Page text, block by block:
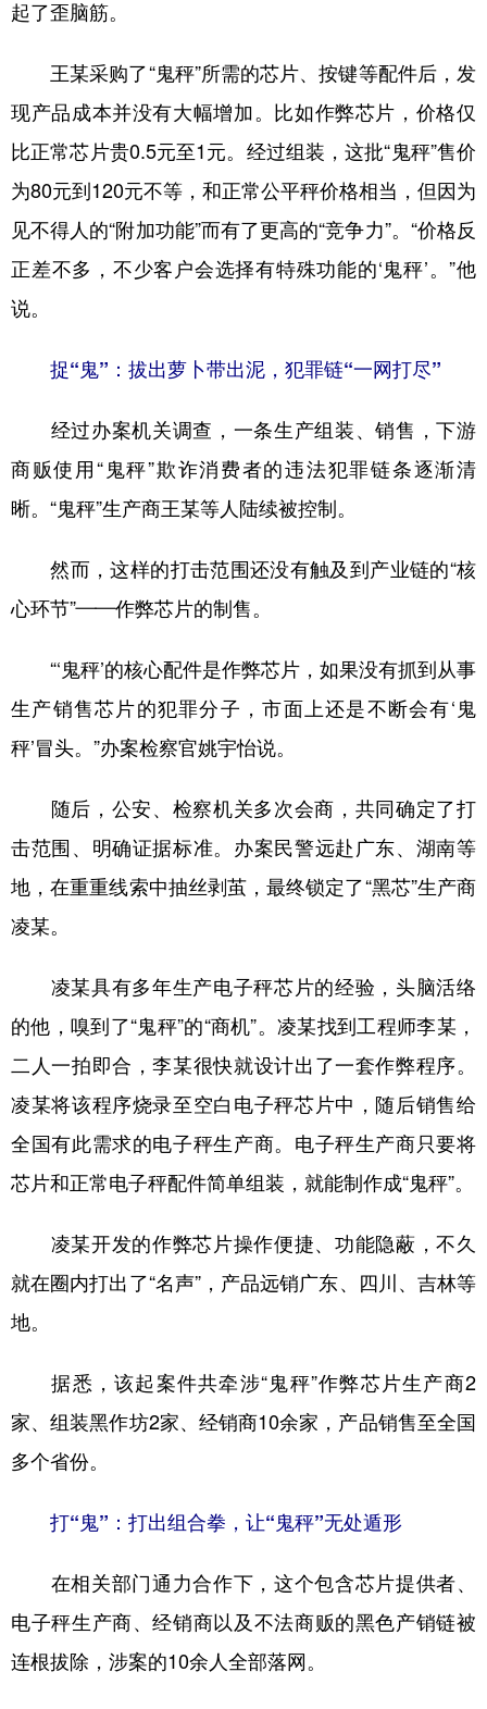
起了歪脑筋。
王某采购了“鬼秤”所需的芯片、按键等配件后，发
现产品成本并没有大幅增加。比如作弊芯片，价格仅
比正常芯片贵0.5元至1元。经过组装，这批“鬼秤”售价
为80元到120元不等，和正常公平秤价格相当，但因为
见不得人的“附加功能”而有了更高的“竞争力”。“价格反
正差不多，不少客户会选择有特殊功能的‘鬼秤’。”他
说。
捉“鬼”：拔出萝卜带出泥，犯罪链“一网打尽”
经过办案机关调查，一条生产组装、销售，下游
商贩使用“鬼秤”欺诈消费者的违法犯罪链条逐渐清
晰。“鬼秤”生产商王某等人陆续被控制。
然而，这样的打击范围还没有触及到产业链的“核
心环节”——作弊芯片的制售。
“‘鬼秤’的核心配件是作弊芯片，如果没有抓到从事
生产销售芯片的犯罪分子，市面上还是不断会有‘鬼
秤’冒头。”办案检察官姚宇怡说。
随后，公安、检察机关多次会商，共同确定了打
击范围、明确证据标准。办案民警远赴广东、湖南等
地，在重重线索中抽丝剥茧，最终锁定了“黑芯”生产商
凌某。
凌某具有多年生产电子秤芯片的经验，头脑活络
的他，嗅到了“鬼秤”的“商机”。凌某找到工程师李某，
二人一拍即合，李某很快就设计出了一套作弊程序。
凌某将该程序烧录至空白电子秤芯片中，随后销售给
全国有此需求的电子秤生产商。电子秤生产商只要将
芯片和正常电子秤配件简单组装，就能制作成“鬼秤”。
凌某开发的作弊芯片操作便捷、功能隐蔽，不久
就在圈内打出了“名声”，产品远销广东、四川、吉林等
地。
据悉，该起案件共牵涉“鬼秤”作弊芯片生产商2
家、组装黑作坊2家、经销商10余家，产品销售至全国
多个省份。
打“鬼”：打出组合拳，让“鬼秤”无处遁形
在相关部门通力合作下，这个包含芯片提供者、
电子秤生产商、经销商以及不法商贩的黑色产销链被
连根拔除，涉案的10余人全部落网。